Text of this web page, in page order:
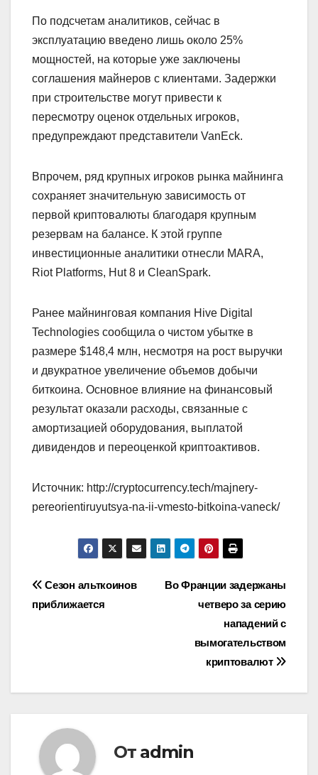
По подсчетам аналитиков, сейчас в
эксплуатацию введено лишь около 25%
мощностей, на которые уже заключены
соглашения майнеров с клиентами. Задержки
при строительстве могут привести к
пересмотру оценок отдельных игроков,
предупреждают представители VanEck.
Впрочем, ряд крупных игроков рынка майнинга
сохраняет значительную зависимость от
первой криптовалюты благодаря крупным
резервам на балансе. К этой группе
инвестиционные аналитики отнесли MARA,
Riot Platforms, Hut 8 и CleanSpark.
Ранее майнинговая компания Hive Digital
Technologies сообщила о чистом убытке в
размере $148,4 млн, несмотря на рост выручки
и двукратное увеличение объемов добычи
биткоина. Основное влияние на финансовый
результат оказали расходы, связанные с
амортизацией оборудования, выплатой
дивидендов и переоценкой криптоактивов.
Источник: http://cryptocurrency.tech/majnery-
pereorientiruyutsya-na-ii-vmesto-bitkoina-vaneck/
Навигация
по
Во Франции задержаны
четверо за серию
нападений с
вымогательством
криптовалют
Сезон альткоинов
приближается
От admin